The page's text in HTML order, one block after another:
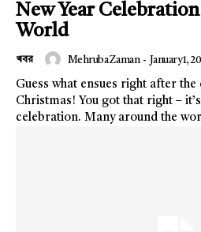
New Year
World
খবর Mehruba Zaman - January 1,
Guess what ensues right after
Christmas! You got that right –
celebration. Many around the